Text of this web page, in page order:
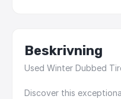
Beskrivning
Used Winter Dubbed
Discover this